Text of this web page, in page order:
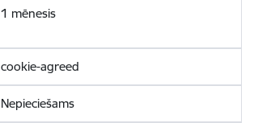
1 mēnesis
cookie-agreed
Nepieciešams